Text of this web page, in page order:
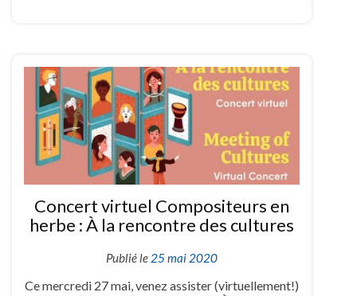
Concert virtuel Compositeurs en
herbe : À la rencontre des cultures
Publié le 25 mai 2020
Ce mercredi 27 mai, venez assister (virtuellement!)